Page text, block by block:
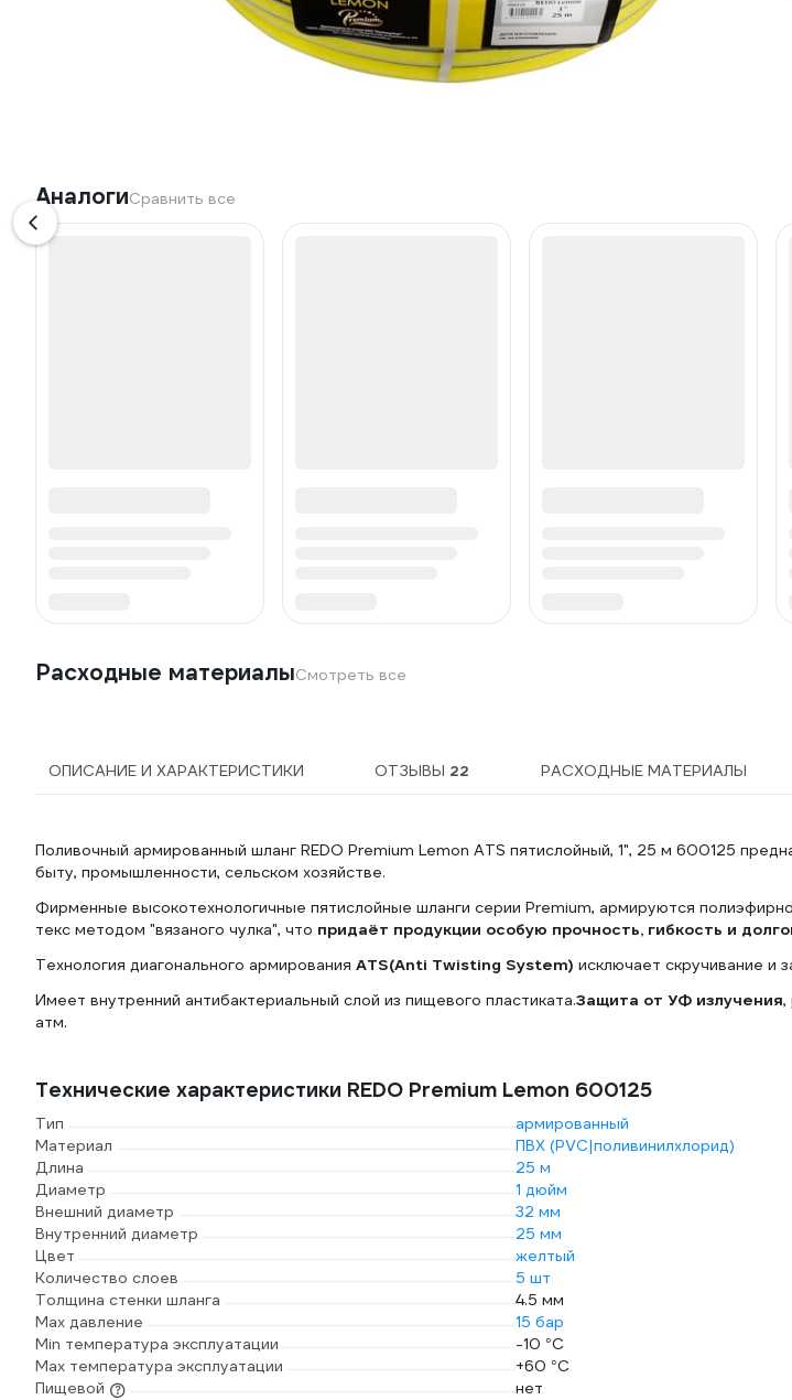
АналогиСравнить все
Расходные материалыСмотреть все
ОПИСАНИЕ И ХАРАКТЕРИСТИКИ ОТЗЫВЫ 22 РАСХОДНЫЕ МАТЕРИАЛЫ
Поливочный армированный шланг REDO Premium Lemon ATS пятислойный, 1", 25 м 600125
быту, промышленности, сельском хозяйстве.
Фирменные высокотехнологичные пятислойные шланги серии Premium, армируются
текс методом "вязаного чулка", что придаёт продукции особую прочность, гибкость и
Технология диагонального армирования ATS(Anti Twisting System) исключает скручивание и
Имеет внутренний антибактериальный слой из пищевого пластиката.Защита от УФ излучения,
атм.
Технические характеристики REDO Premium Lemon 600125
Тип
армированный
Материал
ПВХ (PVC|поливинилхлорид)
Длина
25 м
Диаметр
1 дюйм
Внешний диаметр
32 мм
Внутренний диаметр
25 мм
Цвет
желтый
Количество слоев
5 шт
Толщина стенки шланга
4.5 мм
Max давление
15 бар
Min температура эксплуатации
-10 °С
Мах температура эксплуатации
+60 °С
Пищевой
нет